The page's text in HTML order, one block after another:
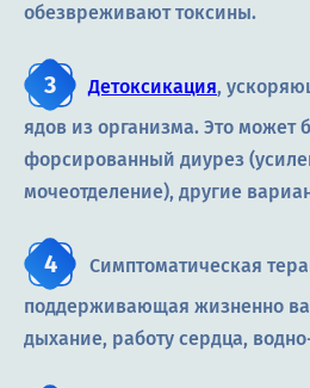
обезвреживают токсины.
Детоксикация,
ядов из организма. Это может
форсированный диурез
мочеотделение), другие
Симптоматическая
поддерживающая жизненно
дыхание, работу сердца,